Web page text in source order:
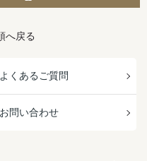
へ戻る
よくあるご質問
お問い合わせ